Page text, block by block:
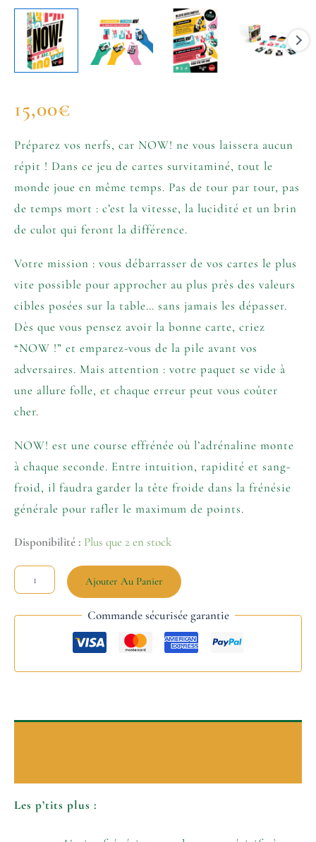
15,00€
Préparez vos nerfs, car NOW! ne vous laissera aucun
répit ! Dans ce jeu de cartes survitaminé, tout le
monde joue en même temps. Pas de tour par tour, pas
de temps mort : c’est la vitesse, la lucidité et un brin
de culot qui feront la différence.
Votre mission : vous débarrasser de vos cartes le plus
vite possible pour approcher au plus près des valeurs
cibles posées sur la table… sans jamais les dépasser.
Dès que vous pensez avoir la bonne carte, criez
“NOW !” et emparez-vous de la pile avant vos
adversaires. Mais attention : votre paquet se vide à
une allure folle, et chaque erreur peut vous coûter
cher.
NOW! est une course effrénée où l’adrénaline monte
à chaque seconde. Entre intuition, rapidité et sang-
froid, il faudra garder la tête froide dans la frénésie
générale pour rafler le maximum de points.
Disponibilité : Plus que 2 en stock
Ajouter Au Panier
Commande sécurisée garantie
Les p’tits plus :